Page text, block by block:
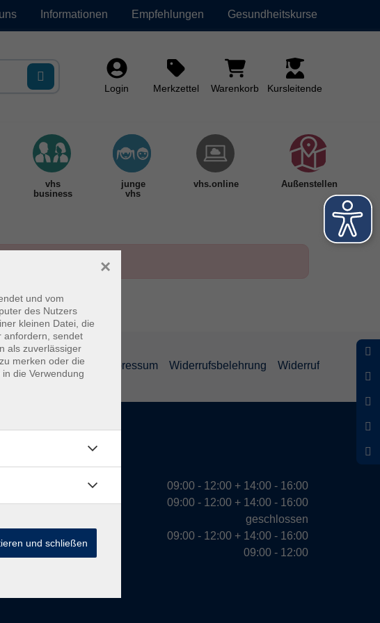
Informationen Empfehlungen Gesundheitskurse
Login Merkzettel Warenkorb Kursleitende
vhs
business
junge
vhs
vhs.online Außenstellen
Impressum Widerrufsbelehrung Widerruf
Öffnungszeiten
Dienstag
09:00 - 12:00 + 14:00 - 16:00
09:00 - 12:00 + 14:00 - 16:00
geschlossen
09:00 - 12:00 + 14:00 - 16:00
09:00 - 12:00
und vom
des Nutzers
kleinen Datei, die
anfordern, sendet
als zuverlässiger
merken oder die
die Verwendung
×
und schließen